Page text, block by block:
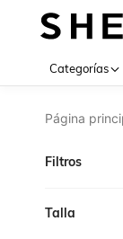
Categorías
Página
Filtros
Talla